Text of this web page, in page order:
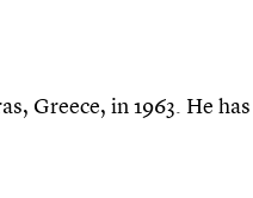
Greece, in 1963. He